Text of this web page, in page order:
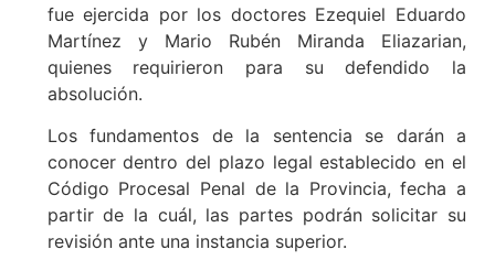
fue ejercida por los doctores Ezequiel Eduardo
Martínez y Mario Rubén Miranda Eliazarian,
quienes requirieron para su defendido la
absolución.
Los fundamentos de la sentencia se darán a
conocer dentro del plazo legal establecido en el
Código Procesal Penal de la Provincia, fecha a
partir de la cuál, las partes podrán solicitar su
revisión ante una instancia superior.